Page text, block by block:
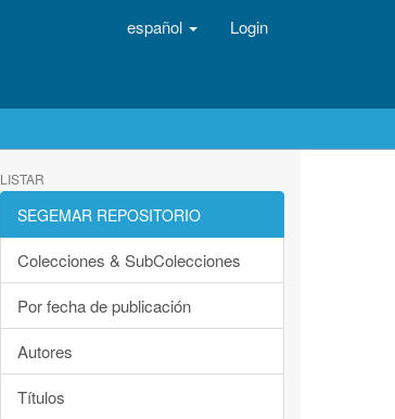
español Login
LISTAR
SEGEMAR REPOSITORIO
Colecciones & SubColecciones
Por fecha de publicación
Autores
Títulos